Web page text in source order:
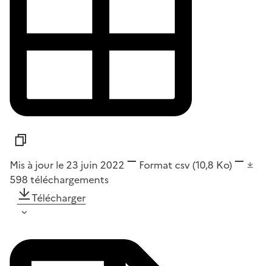
Mis à jour le 23 juin 2022 Format csv(10,8 Ko)
598 téléchargements
Télécharger